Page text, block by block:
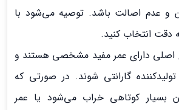
و عدم اصالت باشد. توصیه می‌شود با
دقت انتخاب کنید.
اصلی دارای عمر مفید مشخصی هستند و
گارانتی شوند. در صورتی که
بسیار کوتاهی خراب می‌شود یا عمر